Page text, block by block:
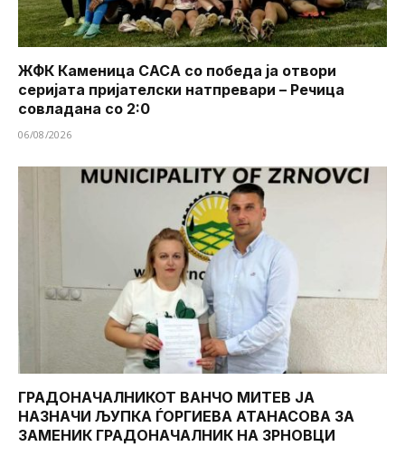
ЖФК Каменица САСА со победа ја отвори
серијата пријателски натпревари – Речица
совладана со 2:0
06/08/2026
ГРАДОНАЧАЛНИКОТ ВАНЧО МИТЕВ ЈА
НАЗНАЧИ ЉУПКА ЃОРГИЕВА АТАНАСОВА ЗА
ЗАМЕНИК ГРАДОНАЧАЛНИК НА ЗРНОВЦИ